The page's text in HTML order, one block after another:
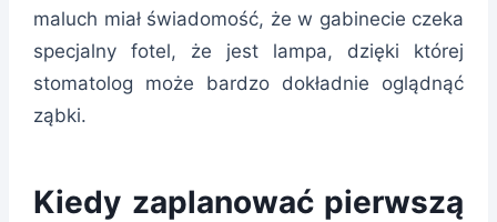
maluch miał świadomość, że w gabinecie czeka
specjalny fotel, że jest lampa, dzięki której
stomatolog może bardzo dokładnie oglądnąć
ząbki.
Kiedy zaplanować pierwszą